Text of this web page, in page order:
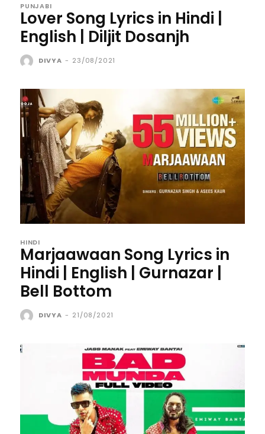
PUNJABI
Lover Song Lyrics in Hindi |
English | Diljit Dosanjh
DIVYA - 23/08/2021
HINDI
Marjaawaan Song Lyrics in
Hindi | English | Gurnazar |
Bell Bottom
DIVYA - 21/08/2021